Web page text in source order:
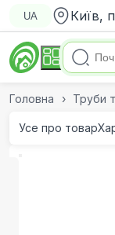
UA Київ,
Головна Труби
Усе про товар